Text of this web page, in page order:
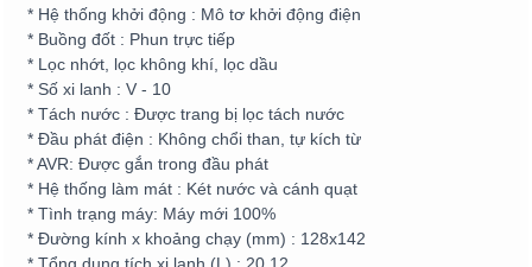
* Hệ thống khởi động : Mô tơ khởi động điện
* Buồng đốt : Phun trực tiếp
* Lọc nhớt, lọc không khí, lọc dầu
* Số xi lanh : V - 10
* Tách nước : Được trang bị lọc tách nước
* Đầu phát điện : Không chổi than, tự kích từ
* AVR: Được gắn trong đầu phát
* Hệ thống làm mát : Két nước và cánh quạt
* Tình trạng máy: Máy mới 100%
* Đường kính x khoảng chạy (mm) : 128x142
* Tổng dung tích xi lanh (L) : 20.12